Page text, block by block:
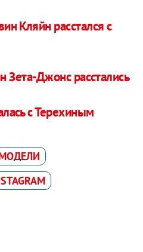
Кляйн расстался с
Зета-Джонс расстались
с Терехиным